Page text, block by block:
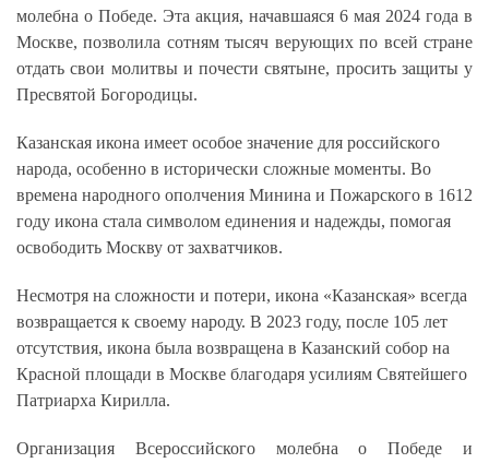
молебна о Победе. Эта акция, начавшаяся 6 мая 2024 года в
Москве, позволила сотням тысяч верующих по всей стране
отдать свои молитвы и почести святыне, просить защиты у
Пресвятой Богородицы.
Казанская икона имеет особое значение для российского
народа, особенно в исторически сложные моменты. Во
времена народного ополчения Минина и Пожарского в 1612
году икона стала символом единения и надежды, помогая
освободить Москву от захватчиков.
Несмотря на сложности и потери, икона «Казанская» всегда
возвращается к своему народу. В 2023 году, после 105 лет
отсутствия, икона была возвращена в Казанский собор на
Красной площади в Москве благодаря усилиям Святейшего
Патриарха Кирилла.
Организация Всероссийского молебна о Победе и